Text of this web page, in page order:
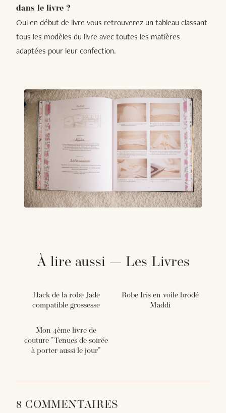
dans le livre ?
Oui en début de livre vous retrouverez un tableau classant
tous les modèles du livre avec toutes les matières
adaptées pour leur confection.
À lire aussi — Les Livres
Hack de la robe Jade
compatible grossesse
Robe Iris en voile brodé
Maddi
Mon 4ème livre de
couture "Tenues de soirée
à porter aussi le jour"
8 COMMENTAIRES